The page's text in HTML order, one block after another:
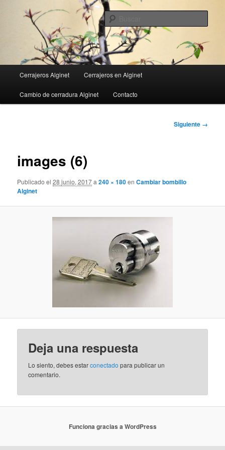
principal
Cerrajeros Alginet Cerrajeros en Alginet
Cambio de cerradura Alginet Contacto
Navegador
Siguiente →
images (6)
Publicado el 28 junio, 2017a240 × 180enCambiar bombillo
Alginet
Deja una respuesta
Lo siento, debes estarconectado para publicar un
comentario.
Funciona gracias a WordPress